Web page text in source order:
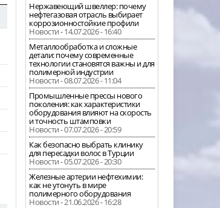
Нержавеющий швеллер: почему
нефтегазовая отрасль выбирает
коррозионностойкие профили
Новости - 14.07.2026 - 16:40
Металлообработка и сложные
детали: почему современные
технологии становятся важны и для
полимерной индустрии
Новости - 08.07.2026 - 11:04
Промышленные прессы нового
поколения: как характеристики
оборудования влияют на скорость
и точность штамповки
Новости - 07.07.2026 - 20:59
Как безопасно выбрать клинику
для пересадки волос в Турции
Новости - 05.07.2026 - 20:30
Железные артерии нефтехимии:
как не утонуть в мире
полимерного оборудования
Новости - 21.06.2026 - 16:28